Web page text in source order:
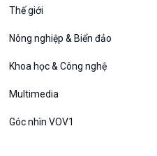
Thế giới
Nông nghiệp & Biển đảo
Khoa học & Công nghệ
Multimedia
Góc nhìn VOV1